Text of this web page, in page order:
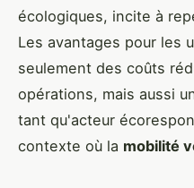
écologiques, incite à
Les avantages pour les
seulement des coûts
opérations, mais aussi
tant qu'acteur
contexte où la mobilité